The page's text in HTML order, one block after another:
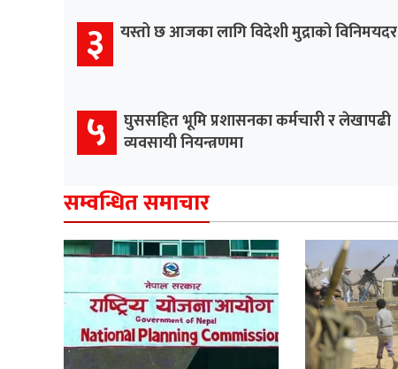
३ यस्तो छ आजका लागि विदेशी मुद्राको विनिमयदर
५
घुससहित भूमि प्रशासनका कर्मचारी र लेखापढी
व्यवसायी नियन्त्रणमा
सम्वन्धित समाचार